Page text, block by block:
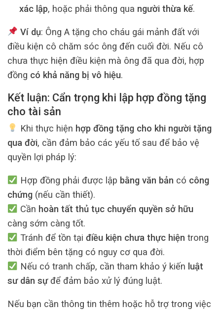
xác lập, hoặc phải thông qua người thừa kế.
Ví dụ: Ông A tặng cho cháu gái mảnh đất với
điều kiện cô chăm sóc ông đến cuối đời. Nếu cô
chưa thực hiện điều kiện mà ông đã qua đời, hợp
đồng có khả năng bị vô hiệu.
Kết luận: Cẩn trọng khi lập hợp đồng tặng
cho tài sản
Khi thực hiện hợp đồng tặng cho khi người tặng
qua đời, cần đảm bảo các yếu tố sau để bảo vệ
quyền lợi pháp lý:
Hợp đồng phải được lập bằng văn bản có công
chứng (nếu cần thiết).
Cần hoàn tất thủ tục chuyển quyền sở hữu
càng sớm càng tốt.
Tránh để tồn tại điều kiện chưa thực hiện trong
thời điểm bên tặng có nguy cơ qua đời.
Nếu có tranh chấp, cần tham khảo ý kiến luật
sư dân sựđể đảm bảo xử lý đúng luật.
Nếu bạn cần thông tin thêm hoặc hỗ trợ trong việc